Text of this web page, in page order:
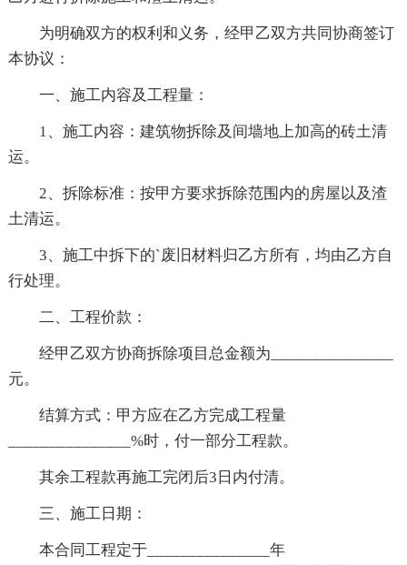
为明确双方的权利和义务，经甲乙双方共同协商签订
本协议：
一、施工内容及工程量：
1、施工内容：建筑物拆除及间墙地上加高的砖土清
运。
2、拆除标准：按甲方要求拆除范围内的房屋以及渣
土清运。
3、施工中拆下的`废旧材料归乙方所有，均由乙方自
行处理。
二、工程价款：
经甲乙双方协商拆除项目总金额为_______________
元。
结算方式：甲方应在乙方完成工程量
_______________%时，付一部分工程款。
其余工程款再施工完闭后3日内付清。
三、施工日期：
本合同工程定于_______________年